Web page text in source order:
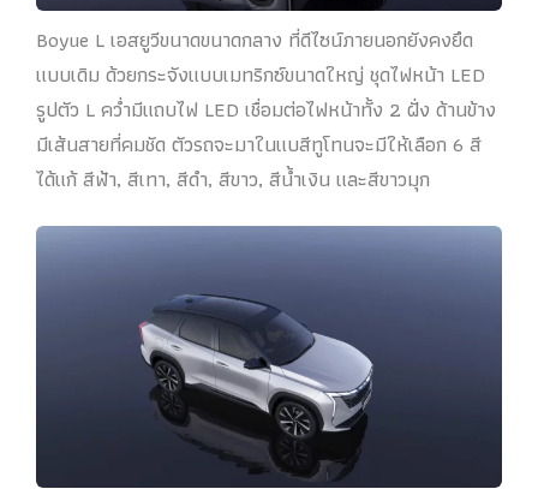
Boyue L เอสยูวีขนาดขนาดกลาง ที่ดีไซน์ภายนอกยังคงยึด
แบบเดิม ด้วยกระจังแบบเมทริกซ์ขนาดใหญ่ ชุดไฟหน้า LED
รูปตัว L คว่ำมีแถบไฟ LED เชื่อมต่อไฟหน้าทั้ง 2 ฝั่ง ด้านข้าง
มีเส้นสายที่คมชัด ตัวรถจะมาในแบสีทูโทนจะมีให้เลือก 6 สี
ได้แก้ สีฟ้า, สีเทา, สีดำ, สีขาว, สีน้ำเงิน และสีขาวมุก